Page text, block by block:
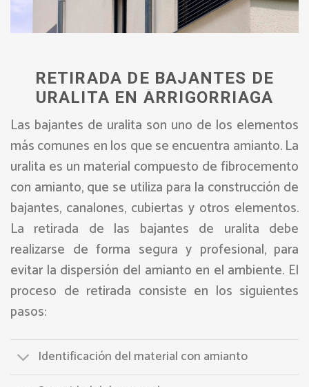
RETIRADA DE BAJANTES DE
URALITA EN ARRIGORRIAGA
Las bajantes de uralita son uno de los elementos
más comunes en los que se encuentra amianto. La
uralita es un material compuesto de fibrocemento
con amianto, que se utiliza para la construcción de
bajantes, canalones, cubiertas y otros elementos.
La retirada de las bajantes de uralita debe
realizarse de forma segura y profesional, para
evitar la dispersión del amianto en el ambiente. El
proceso de retirada consiste en los siguientes
pasos:
Identificación del material con amianto